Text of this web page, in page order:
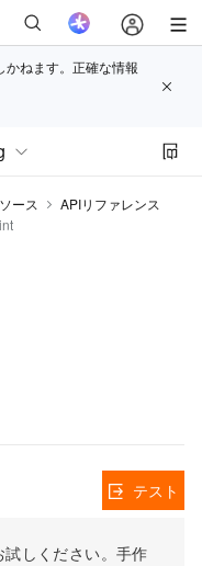
かねます。正確な情報
ース
APIリファレンス
しください。手作
テスト